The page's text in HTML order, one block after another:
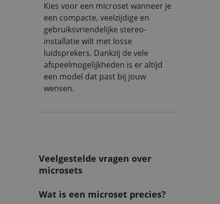
Kies voor een microset wanneer je
een compacte, veelzijdige en
gebruiksvriendelijke stereo-
installatie wilt met losse
luidsprekers. Dankzij de vele
afspeelmogelijkheden is er altijd
een model dat past bij jouw
wensen.
Veelgestelde vragen over
microsets
Wat is een microset precies?